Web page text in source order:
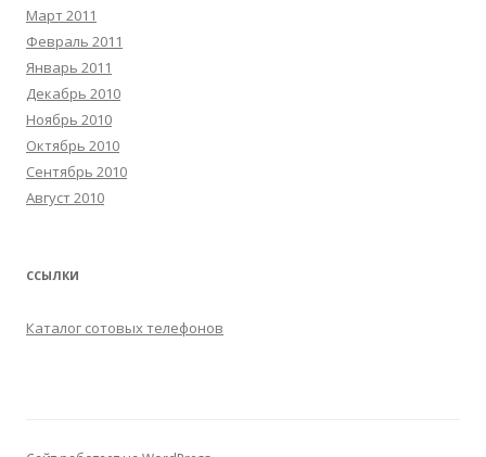
Март 2011
Февраль 2011
Январь 2011
Декабрь 2010
Ноябрь 2010
Октябрь 2010
Сентябрь 2010
Август 2010
ССЫЛКИ
Каталог сотовых телефонов